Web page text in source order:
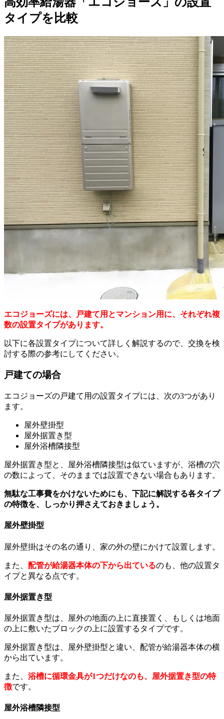
タイプを比較
エコジョーズには、戸建て用とマンション用に、それぞれ複
数の設置タイプがあります。
以下に各設置タイプについて詳しく解説するので、交換を検
討する際の参考にしてください。
戸建ての場合
エコジョーズの戸建て用の設置タイプには、次の3つがあり
ます。
屋外壁掛型
屋外据置き型
屋外浴槽隣接型
屋外据置き型と、屋外浴槽隣接型は似ていますが、浴槽の穴
の数によって、そのままでは設置できない場合もあります。
無駄な工事費をかけないためにも、下記に解説する各タイプ
の特徴を、しっかり押さえておきましょう。
屋外壁掛型
屋外壁掛はその名の通り、家の外の壁にかけて設置します。
また、 配管が給湯器本体の下から出ているのも、他の設置タ
イプと異なる点です。
屋外据置き型
屋外据置き型は、屋外の地面の上に直接置く、もしくは地面
の上に敷いたブロックの上に設置するタイプです。
屋外据置き型は、屋外壁掛型と違い、配管が給湯器本体の横
から出ています。
また、 浴槽に循環金具が1つだけなのも、屋外据置き型の特
徴です。
屋外浴槽隣接型